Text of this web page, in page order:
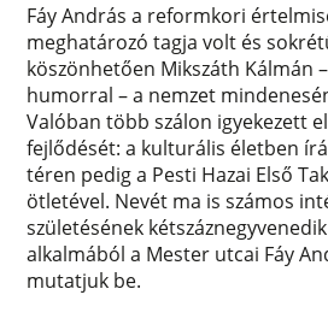
Fáy András a reformkori
meghatározó tagja volt és
köszönhetően Mikszáth Kálmán
humorral – a nemzet
Valóban több szálon igyekezett
fejlődését: a kulturális életben
téren pedig a Pesti Hazai Első
ötletével. Nevét ma is számos
születésének
alkalmából a Mester utcai Fáy
mutatjuk be.